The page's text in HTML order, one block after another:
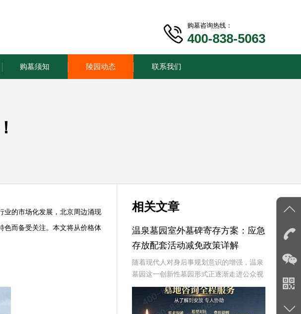
购墓咨询热线：
400-838-5063
购墓须知 陵园动态 联系我们
业的市场化发展，北京周边涌现
色而备受关注。本文将从价格体
相关文章
温泉墓园室外墓碑寄存方案：应急
存放配套活动减免政策详解
随着现代人对身后事规划意识的增强，温泉
墓园这一创新性墓园形式正逐渐走进公众视
野。温泉墓园不仅营造了宁静祥和的环境氛
围，更通过一系列贴心设施，如室外墓碑寄
存区、应急遗体临时存放服务等，为家属提